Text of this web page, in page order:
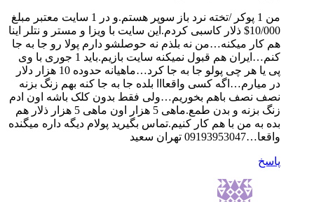
من 1 پوکر /تخته نرد باز سوپر هستم.و در 1 سایت معتبر مبلغ
10/000$ ذلار کاسبی کردم.این سایت با ویزا و مستر و نتلر اینا
هم کار میکنه…من نه بلذم نه حوصلشو دارم پولا رو جا به جا
کنم…ایران هم قبول نمیکنه سایت بازیم.باید 1 جوری با وی
پی یا هر چی پولو جا به جا کرد…ماهیانه حدوده 10 هزار دلار
در میارم…اگه کسی واقعااا بلده جا به جا کنه بهم زنگ بزنه
نصف نصف باهم بخوریم…ولی فقط بدون کلک باشه اون ادم
زنگ بزنه و بدن طمع.ماهی 5 هزار اون ماهی 5 هزار ذلار هم
بده به من با هم کار کنیم.تماس بگیرید پولام دیگه داره میگنده
واقعا…09193953047 تهران سعید
پاسخ